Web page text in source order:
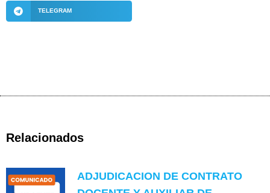
TELEGRAM
Relacionados
ADJUDICACION DE CONTRATO